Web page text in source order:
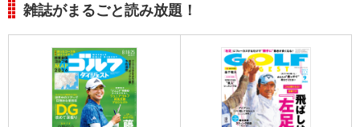
雑誌がまるごと読み放題！